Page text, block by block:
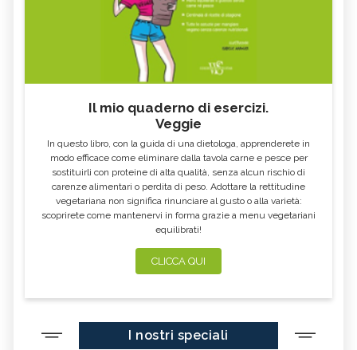
Il mio quaderno di esercizi.
Veggie
In questo libro, con la guida di una dietologa, apprenderete in
modo efficace come eliminare dalla tavola carne e pesce per
sostituirli con proteine di alta qualità, senza alcun rischio di
carenze alimentari o perdita di peso. Adottare la rettitudine
vegetariana non significa rinunciare al gusto o alla varietà:
scoprirete come mantenervi in forma grazie a menu vegetariani
equilibrati!
CLICCA QUI
I nostri speciali